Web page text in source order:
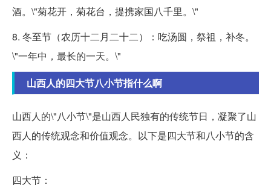
酒。\"菊花开，菊花台，提携家国八千里。\"
8. 冬至节（农历十二月二十二）：吃汤圆，祭祖，补冬。
\"一年中，最长的一天。\"
山西人的四大节八小节指什么啊
山西人的\"八小节\"是山西人民独有的传统节日，凝聚了山
西人的传统观念和价值观念。以下是四大节和八小节的含
义：
四大节：